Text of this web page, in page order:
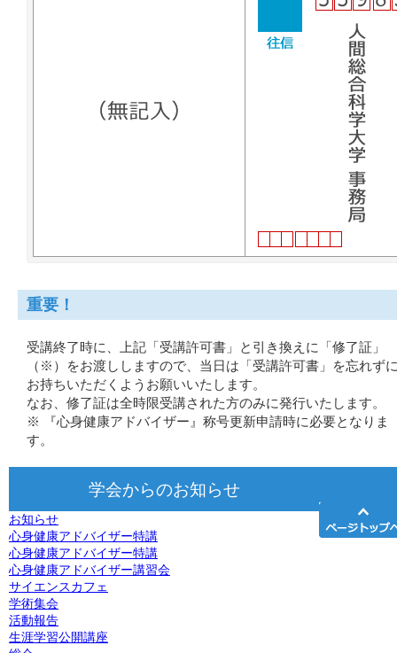
重要！
受講終了時に、上記「受講許可書」と引き換えに「修了証」
（※）をお渡ししますので、当日は「受講許可書」を忘れず
お持ちいただくようお願いいたします。
なお、修了証は全時限受講された方のみに発行いたします。
※ 『心身健康アドバイザー』称号更新申請時に必要となりま
す。
学会からのお知らせ
お知らせ
心身健康アドバイザー特講
心身健康アドバイザー特講
心身健康アドバイザー講習会
サイエンスカフェ
学術集会
活動報告
生涯学習公開講座